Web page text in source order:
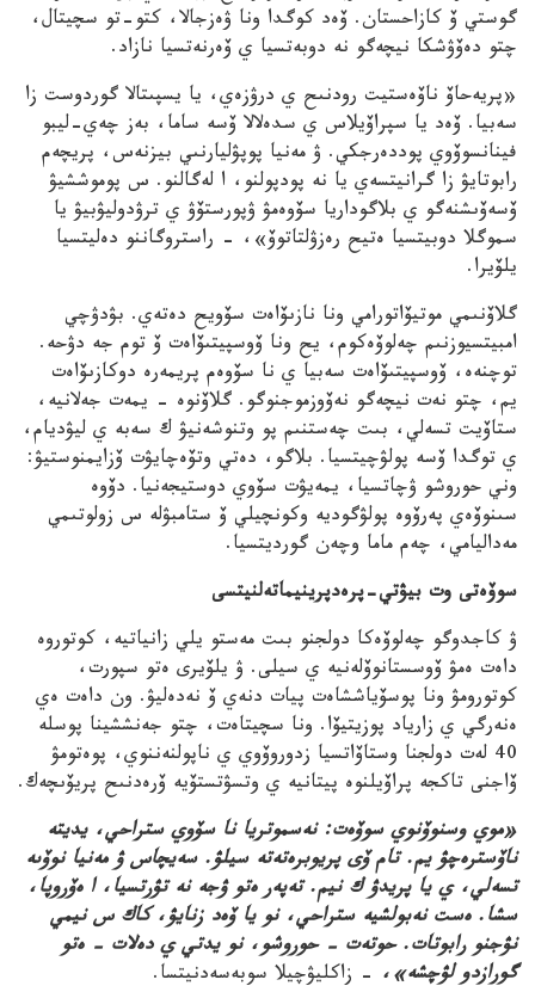
گوستي ۆ كازاحستان. ۆەد كوگدا ونا ۋەزجالا، كتو-تو سچيتال،
چتو دەۆۋشكا نيچەگو نە دوبەتسيا ي ۆەرنەتسيا نازاد.
«پريەحاۆ ناۆەستيت رودنىح ي درۋزەي، يا يسپىتالا گوردوست زا
سەبيا. ۆەد يا سپراۆيلاس ي سدەلالا ۆسە ساما، بەز چەي-ليبو
فينانسوۆوي پوددەرجكي. ۋ مەنيا پوپۋليارنىي بيزنەس، پريچەم
رابوتايۋ زا گرانيتسەي يا نە پودپولنو، ا لەگالنو. س پوموششيۋ
ۆسەۆىشنەگو ي بلاگوداريا سۆوەمۋ ۋپورستۆۋ ي ترۋدوليۋبيۋ يا
سموگلا دوبيتسيا ەتيح رەزۋلتاتوۆ»، – راستروگاننو دەليتسيا
يلۆيرا.
گلاۆنىمي موتيۆاتورامي ونا نازىۆاەت سۆويح دەتەي. بۋدۋچي
امبيتسيوزنىم چەلوۆەكوم، يح ونا ۆوسپيتىۆاەت ۆ توم جە دۋحە.
توچنەە، ۆوسپيتىۆاەت سەبيا ي نا سۆوەم پريمەرە دوكازىۆاەت
يم، چتو نەت نيچەگو نەۆوزموجنوگو. گلاۆنوە – يمەت جەلانيە،
ستاۆيت تسەلي، بىت چەستنىم پو وتنوشەنيۋ ك سەبە ي ليۋديام،
ي توگدا ۆسە پولۋچيتسيا. بلاگو، دەتي وتۆەچايۋت ۆزايمنوستيۋ:
وني حوروشو ۋچاتسيا، يمەيۋت سۆوي دوستيجەنيا. دۆوە
سىنوۆەي پەرۆوە پولۋگوديە وكونچيلي ۆ ستامبۋلە س زولوتىمي
مەداليامي، چەم ماما وچەن گورديتسيا.
سوۆەتى وت بيۋتي-پرەدپرينيماتەلنيتسى
ۋ كاجدوگو چەلوۆەكا دولجنو بىت مەستو يلي زانياتيە، كوتوروە
داەت ەمۋ ۆوسستانوۆلەنيە ي سيلى. ۋ يلۆيرى ەتو سپورت،
كوتورومۋ ونا پوسۆياششاەت پيات دنەي ۆ نەدەليۋ. ون داەت ەي
ەنەرگي ي زارياد پوزيتيۆا. ونا سچيتاەت، چتو جەنششينا پوسلە
40 لەت دولجنا وستاۆاتسيا زدوروۆوي ي ناپولنەننوي، پوەتومۋ
ۆاجنى تاكجە پراۆيلنوە پيتانيە ي وتسۋتستۆيە ۆرەدنىح پريۆىچەك.
«موي وسنوۆنوي سوۆەت: نەسموتريا نا سۆوي ستراحي، يديتە
ناۆسترەچۋ يم. تام ۆى پريوبرەتەتە سيلۋ. سەيچاس ۋ مەنيا نوۆىە
تسەلي، ي يا پريدۋ ك نيم. تەپەر ەتو ۋجە نە تۋرتسيا، ا ەۆروپا،
سشا. ەست نەبولشيە ستراحي، نو يا ۆەد زنايۋ، كاك س نيمي
نۋجنو رابوتات. حوتەت – حوروشو، نو يدتي ي دەلات – ەتو
گورازدو لۋچشە»، – زاكليۋچيلا سوبەسەدنيتسا.